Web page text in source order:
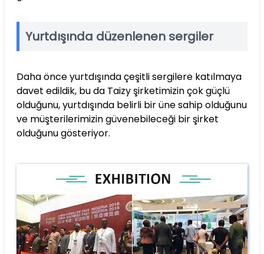
Yurtdışında düzenlenen sergiler
Daha önce yurtdışında çeşitli sergilere katılmaya
davet edildik, bu da Taizy şirketimizin çok güçlü
olduğunu, yurtdışında belirli bir üne sahip olduğunu
ve müşterilerimizin güvenebileceği bir şirket
olduğunu gösteriyor.